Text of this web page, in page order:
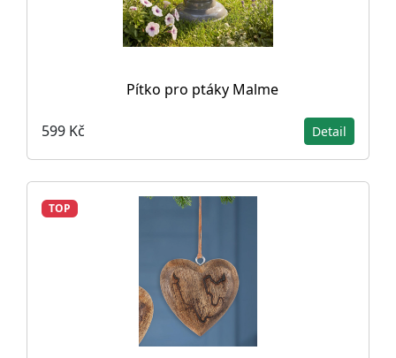
Pítko pro ptáky Malme
599 Kč Detail
TOP